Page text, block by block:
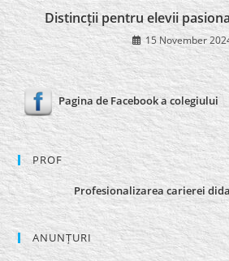
Distincții pentru elevii
15 November
Pagina de Facebook a colegiului
PROF
Profesionalizarea carierei
ANUNȚURI